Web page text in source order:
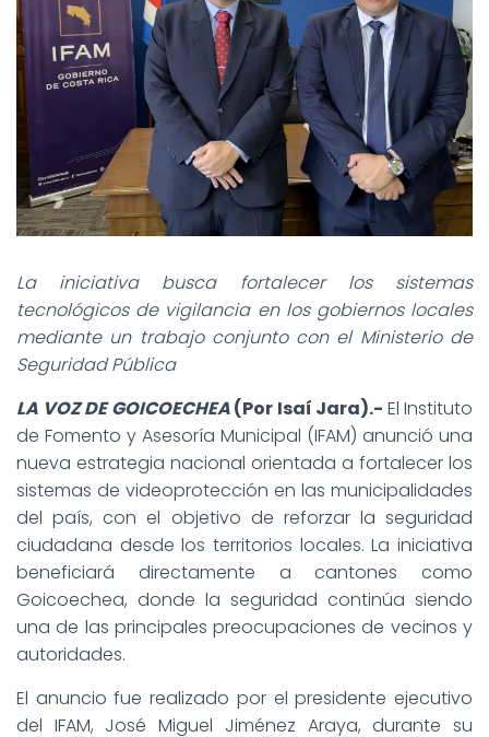
N
La iniciativa busca fortalecer los sistemas
tecnológicos de vigilancia en los gobiernos locales
mediante un trabajo conjunto con el Ministerio de
Seguridad Pública
LA VOZ DE GOICOECHEA(Por Isaí Jara).- El Instituto
de Fomento y Asesoría Municipal (IFAM) anunció una
nueva estrategia nacional orientada a fortalecer los
sistemas de videoprotección en las municipalidades
del país, con el objetivo de reforzar la seguridad
ciudadana desde los territorios locales. La iniciativa
beneficiará directamente a cantones como
Goicoechea, donde la seguridad continúa siendo
una de las principales preocupaciones de vecinos y
autoridades.
El anuncio fue realizado por el presidente ejecutivo
del IFAM, José Miguel Jiménez Araya, durante su